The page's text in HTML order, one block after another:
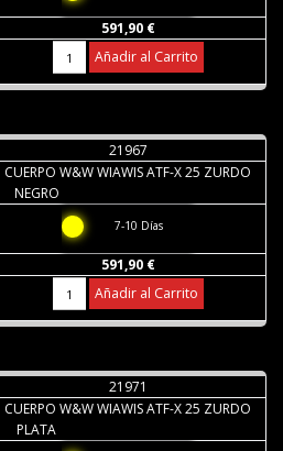
591,90 €
Añadir al Carrito
21967
CUERPO W&W WIAWIS ATF-X 25 ZURDO
NEGRO
7-10 Días
591,90 €
Añadir al Carrito
21971
CUERPO W&W WIAWIS ATF-X 25 ZURDO
PLATA